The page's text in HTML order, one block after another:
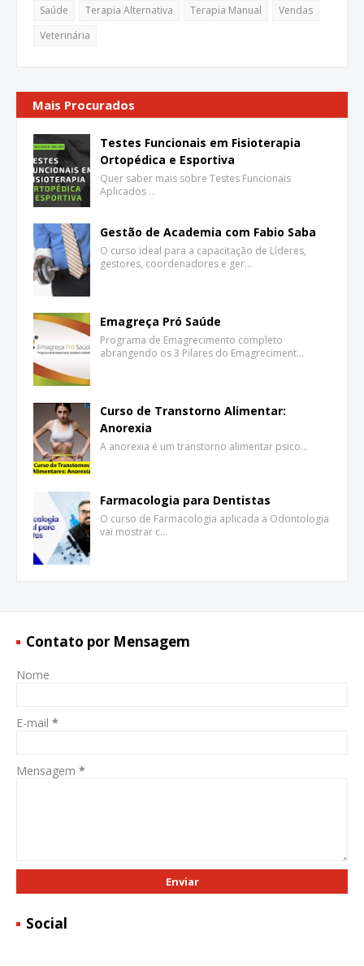
Saúde
Terapia Alternativa Terapia Manual
Vendas
Veterinária
Mais Procurados
Testes Funcionais em Fisioterapia
Ortopédica e Esportiva
Quer saber mais sobre Testes Funcionais
Aplicados …
Gestão de Academia com Fabio Saba
O curso ideal para a capacitação de Líderes,
gestores, coordenadores e ger…
Emagreça Pró Saúde
Programa de Emagrecimento completo
abrangendo os 3 Pilares do Emagreciment…
Curso de Transtorno Alimentar:
Anorexia
A anorexia é um transtorno alimentar psico…
Farmacologia para Dentistas
O curso de Farmacologia aplicada a Odontologia
vai mostrar c…
Contato por Mensagem
Nome
E-mail *
Mensagem *
Social